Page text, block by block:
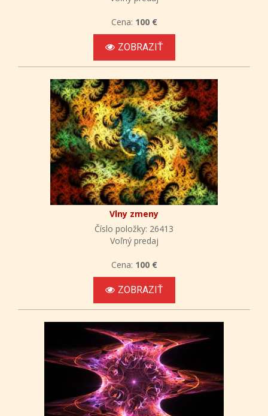
Cena: 100 €
ZOBRAZIŤ
Vlny zmeny
Číslo položky: 26413
Voľný predaj
Cena: 100 €
ZOBRAZIŤ